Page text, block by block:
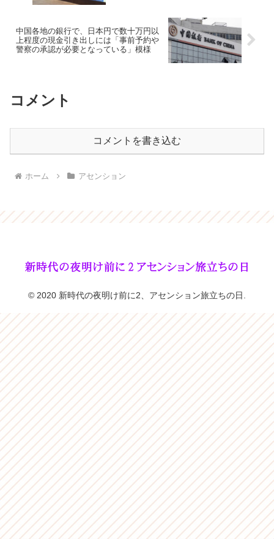
中国各地の銀行で、日本円で数十万円以
上程度の現金引き出しには「事前予約や
警察の承認が必要となっている」模様
コメント
コメントを書き込む
ホーム アセンション
© 2020 新時代の夜明け前に2、アセンション旅立ちの日.